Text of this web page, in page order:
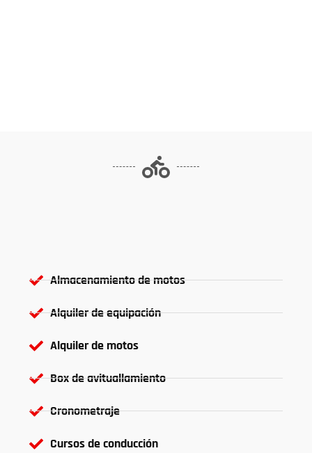
Almacenamiento de motos
Alquiler de equipación
Alquiler de motos
Box de avituallamiento
Cronometraje
Cursos de conducción